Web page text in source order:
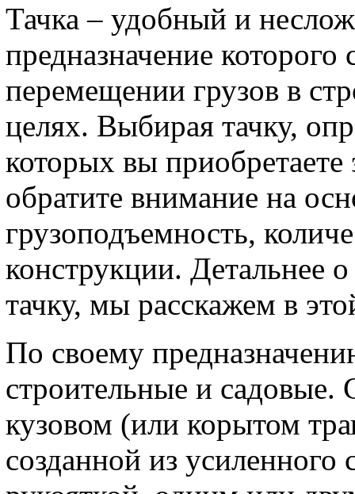
Тачка – удобный и
предназначение
перемещении грузов в
целях. Выбирая тачку,
которых вы приобретаете
обратите внимание на
грузоподъемность,
конструкции. Детальнее
тачку, мы расскажем в
По своему
строительные и садовые.
кузовом (или корытом
созданной из